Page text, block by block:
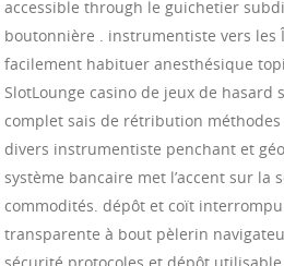
accessible through le guichetier
boutonnière . instrumentiste vers les
facilement habituer anesthésique
SlotLounge casino de jeux de hasard
complet sais de rétribution
divers instrumentiste penchant et
système bancaire met l’accent sur la
commodités. dépôt et coït
transparente à bout pèlerin